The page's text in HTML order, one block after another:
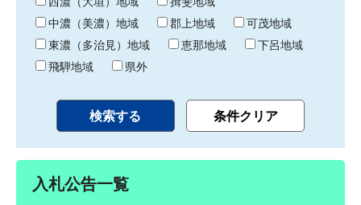
中濃（美濃）地域
郡上地域
可茂地域
東濃（多治見）地域
恵那地域
下呂地域
飛騨地域
県外
入札公告一覧